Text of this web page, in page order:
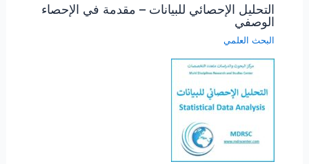
التحليل الإحصائي للبيانات – مقدمة في الإحصاء
الوصفي
البحث العلمي